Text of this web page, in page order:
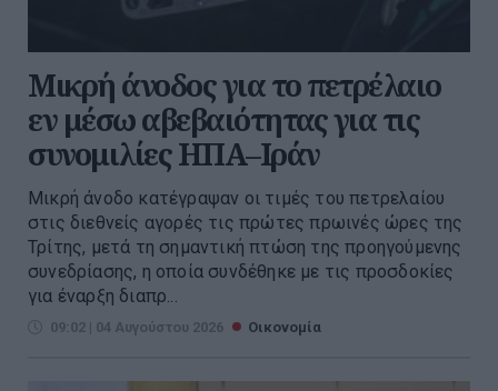
Μικρή άνοδος για το πετρέλαιο
εν μέσω αβεβαιότητας για τις
συνομιλίες ΗΠΑ–Ιράν
Μικρή άνοδο κατέγραψαν οι τιμές του πετρελαίου
στις διεθνείς αγορές τις πρώτες πρωινές ώρες της
Τρίτης, μετά τη σημαντική πτώση της προηγούμενης
συνεδρίασης, η οποία συνδέθηκε με τις προσδοκίες
για έναρξη διαπρ...
09:02 | 04 Αυγούστου 2026 Οικονομία